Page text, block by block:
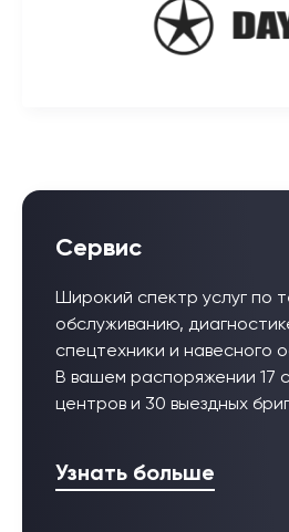
Сервис
Широкий спектр услуг по
обслуживанию,
спецтехники и навесного
В вашем распоряжении 17
центров и 30 выездных
Узнать больше